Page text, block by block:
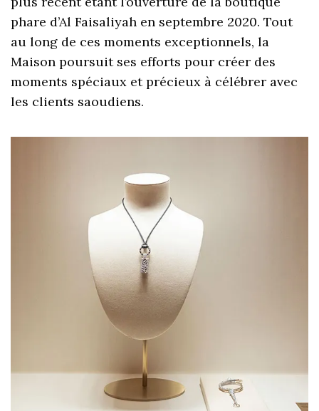
phare d’Al Faisaliyah en septembre 2020. Tout
au long de ces moments exceptionnels, la
Maison poursuit ses efforts pour créer des
moments spéciaux et précieux à célébrer avec
les clients saoudiens.